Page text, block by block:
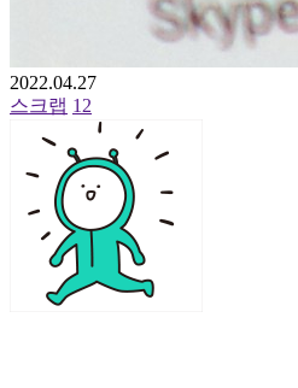
2022.04.27
스크랩 12